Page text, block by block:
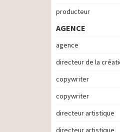
producteur
AGENCE
agence
directeur de la
copywriter
copywriter
directeur artistique
directeur artistique